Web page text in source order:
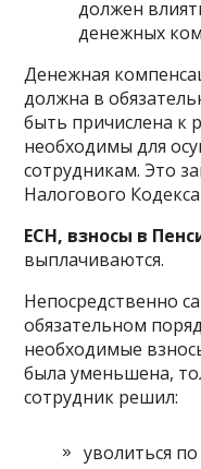
должен
денежных
Денежная
должна в
быть причислена к
необходимы для
сотрудникам. Это
Налогового
ЕСН, взносы в
выплачиваются.
Непосредственно
обязательном
необходимые
была уменьшена,
сотрудник решил:
уволиться